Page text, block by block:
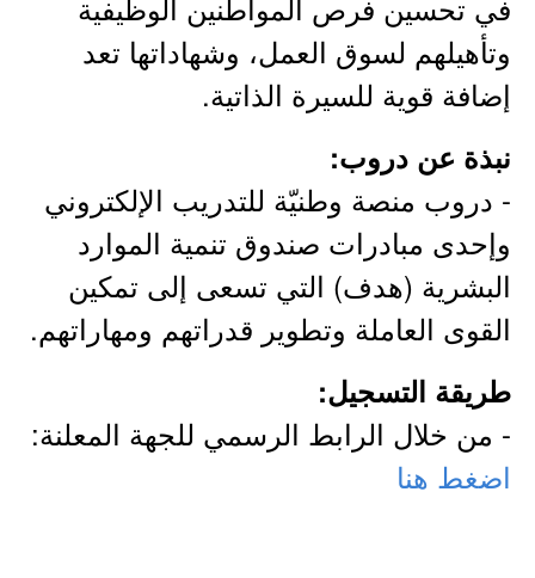
وتأهيلهم لسوق العمل، وشهاداتها تعد
إضافة قوية للسيرة الذاتية.
نبذة عن دروب:
- دروب منصة وطنيّة للتدريب الإلكتروني
وإحدى مبادرات صندوق تنمية الموارد
البشرية (هدف) التي تسعى إلى تمكين
القوى العاملة وتطوير قدراتهم ومهاراتهم.
طريقة التسجيل:
- من خلال الرابط الرسمي للجهة المعلنة:
اضغط هنا